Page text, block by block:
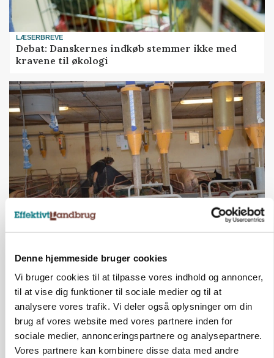
Denne hjemmeside bruger cookies
Vi bruger cookies til at tilpasse vores indhold og annoncer,
til at vise dig funktioner til sociale medier og til at
analysere vores trafik. Vi deler også oplysninger om din
brug af vores website med vores partnere inden for
sociale medier, annonceringspartnere og analysepartnere.
Vores partnere kan kombinere disse data med andre
LÆSERBREVE
Debat: Danskernes indkøb stemmer ikke med
kravene til økologi
store besparelser